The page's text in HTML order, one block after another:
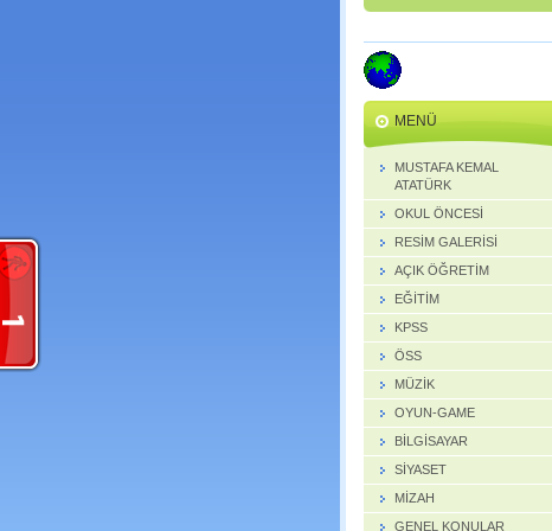
MENÜ
MUSTAFA KEMAL
ATATÜRK
OKUL ÖNCESİ
RESİM GALERİSİ
AÇIK ÖĞRETİM
EĞİTİM
KPSS
ÖSS
MÜZİK
OYUN-GAME
BİLGİSAYAR
SİYASET
MİZAH
GENEL KONULAR